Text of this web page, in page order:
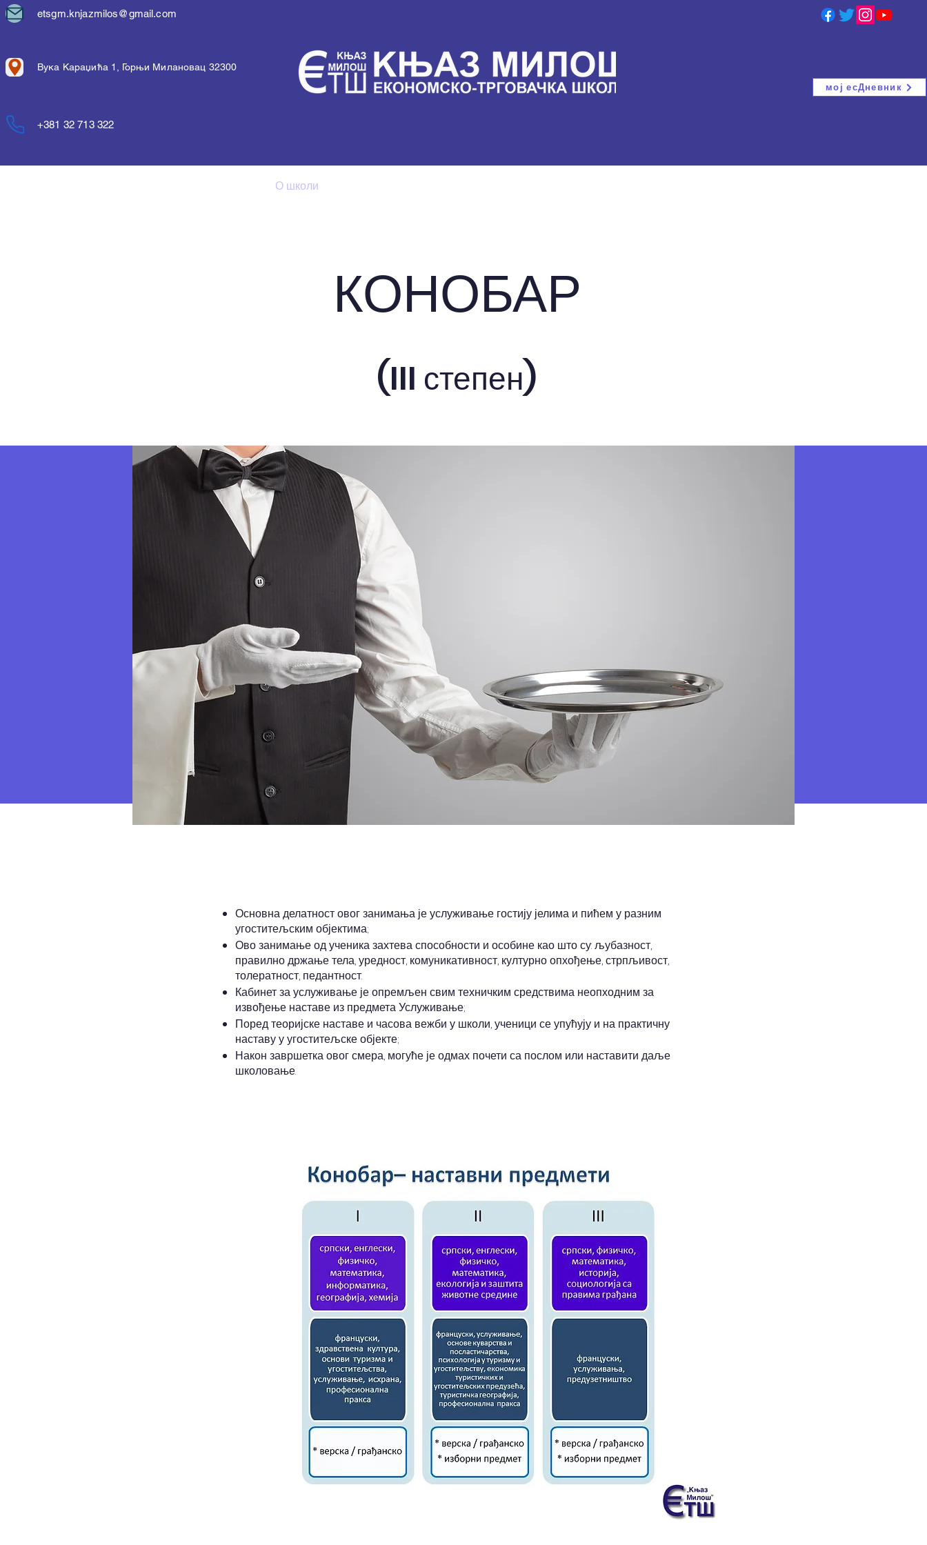
etsgm.knjazmilos@gmail.com
Вука Караџића 1, Горњи Милановац 32300
+381 32 713 322
мој есДневник
О школи
КОНОБАР
(III степен)
Основна делатност овог занимања је услуживање гостију јелима и пићем у разним
угоститељским објектима;
Ово занимање од ученика захтева способности и особине као што су: љубазност,
правилно држање тела, уредност, комуникативност, културно опхођење, стрпљивост,
толератност, педантност.
Кабинет за услуживање је опремљен свим техничким средствима неопходним за
извођење наставе из предмета Услуживање;
Поред теоријске наставе и часова вежби у школи, ученици се упућују и на практичну
наставу у угоститељске објекте;
Након завршетка овог смера, могуће је одмах почети са послом или наставити даље
школовање.